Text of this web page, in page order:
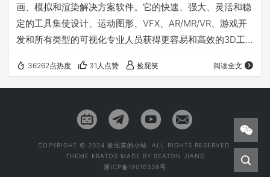
画、模拟和渲染解决方案软件。它的快速、强大、灵活和稳
定的工具集使设计、运动图形、VFX、AR/MR/VR、游戏开
发和所有类型的可视化专业人员获得更容易和高效的3D工
人的效果。 CINEMA 4D 2023 更新了什么 Cinema 4D
2023为所有Cinema 4D用户带来了出色的功能，并集成了
功能 - 全面的建模对…
36262点热度 31人点赞 捡屁笑 阅读全文
COPYRIGHT © 2024 捡屁笑的小站. ALL RIGHTS RESERVED.
THEME KRATOS MADE BY SEATON JIANG
浙ICP备19010336号